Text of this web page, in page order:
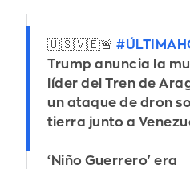
🇺🇸🇻🇪🚨
Trump anuncia la
líder del Tren de
un ataque de dron
tierra junto a
‘Niño Guerrero' era